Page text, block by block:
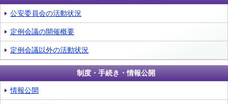
公安委員会の活動状況
定例会議の開催概要
定例会議以外の活動状況
制度・手続き・情報公開
情報公開